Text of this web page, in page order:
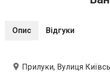
Опис Відгуки
Прилуки, Вулиця